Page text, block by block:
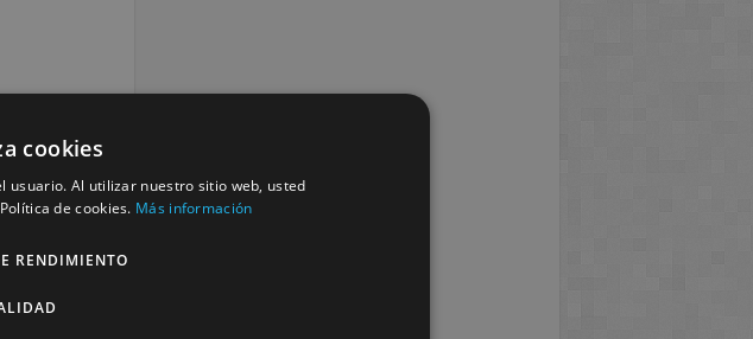
cookies
usuario. Al utilizar nuestro sitio web, usted
de cookies. Más información
RENDIMIENTO